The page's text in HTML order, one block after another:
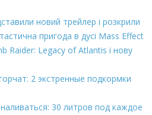
новий трейлер і розкрили
пригода в дусі Mass Effect
Raider: Legacy of Atlantis і нову
2 экстренные подкормки
30 литров под каждое